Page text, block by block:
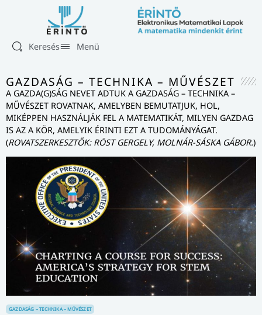
Keresés Menü
GAZDASÁG – TECHNIKA – MŰVÉSZET
A GAZDA(G)SÁG NEVET ADTUK A GAZDASÁG – TECHNIKA –
MŰVÉSZET ROVATNAK, AMELYBEN BEMUTATJUK, HOL,
MIKÉPPEN HASZNÁLJÁK FEL A MATEMATIKÁT, MILYEN GAZDAG
IS AZ A KÖR, AMELYIK ÉRINTI EZT A TUDOMÁNYÁGAT.
(ROVATSZERKESZTŐK: RÖST GERGELY, MOLNÁR-SÁSKA GÁBOR.)
GAZDASÁG – TECHNIKA – MŰVÉSZET